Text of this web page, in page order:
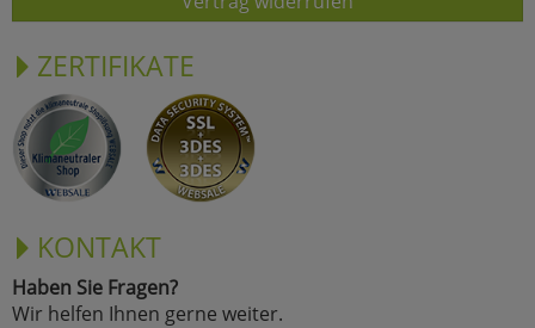
ZERTIFIKATE
KONTAKT
Haben Sie Fragen?
Wir helfen Ihnen gerne weiter.